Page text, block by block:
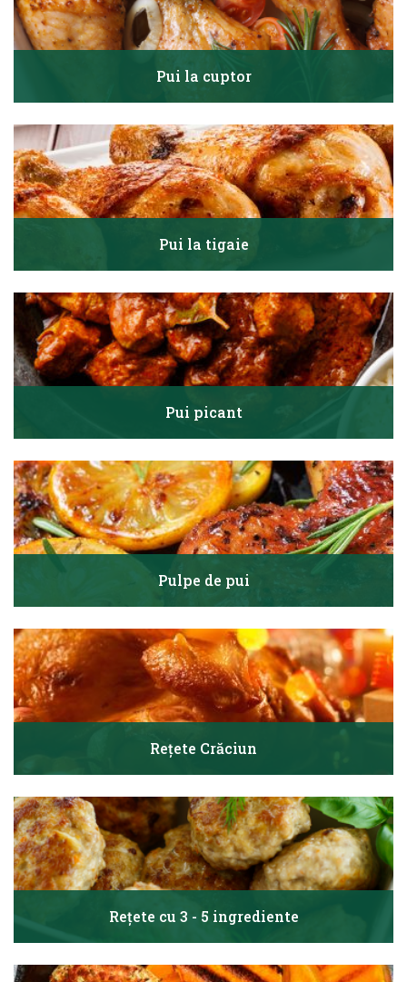
Pui la cuptor
Pui la tigaie
Pui picant
Pulpe de pui
Rețete Crăciun
Rețete cu 3 - 5 ingrediente